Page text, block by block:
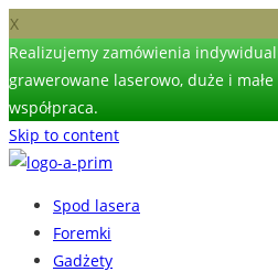
X
Realizujemy zamówienia
grawerowane laserowo, duże i
współpraca.
Skip to content
Spod lasera
Foremki
Gadżety